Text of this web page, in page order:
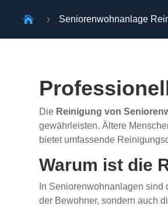
 5 Seniorenwohnanlage
Die Reinigung von
gewährleisten. Ältere
bietet umfassende
Warum ist die
In Seniorenwohnanlagen
der Bewohner, sondern auch